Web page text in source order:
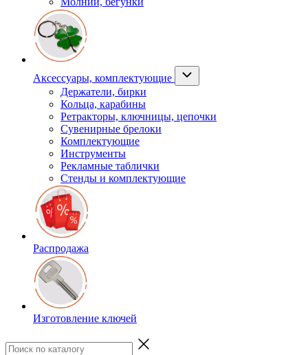
Аксессуары, комплектующие
Держатели, бирки
Кольца, карабины
Ретракторы, ключницы, цепочки
Сувенирные брелоки
Комплектующие
Инструменты
Рекламные таблички
Стенды и комплектующие
Распродажа
Изготовление ключей